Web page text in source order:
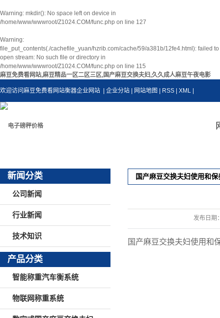
Warning: mkdir(): No space left on device in
/home/www/wwwroot/Z1024.COM/func.php on line 127
Warning:
file_put_contents(./cachefile_yuan/hzrib.com/cache/59/a381b/12fe4.html): failed to
open stream: No such file or directory in
/home/www/wwwroot/Z1024.COM/func.php on line 115
麻豆免费看网站,麻豆精品一区二区三区,国产麻豆交换夫妇,久久成人麻豆午夜电影
欢迎访问麻豆免费看网站衡器企业网站 | 企业分站 网站地图 RSS XML
新闻分类
公司新闻
行业新闻
技术知识
产品分类
智能称重汽车衡系统
物联网称重系统
国产麻豆交换夫妇使用和
发布日期
国产麻豆交换夫妇使用和